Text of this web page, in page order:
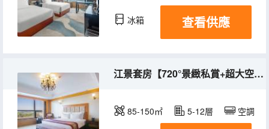
冰箱 查看供應
江景套房【720°景緻私賞+超大空間+專屬minibar】
85-150㎡ 5-12層 空調